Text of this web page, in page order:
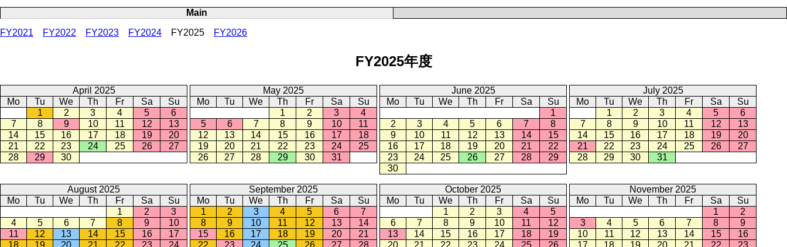
Main
FY2021
FY2022 FY2023 FY2024 FY2025 FY2026
FY2025年度
April 2025
Mo
Tu We Th Fr Sa
Su
1
2 3 4 5
6
7
8 9 10 11 12
13
14
15 16 17 18 19
20
21
22 23 24 25 26
27
28
29 30
May 2025
Mo
Tu We Th Fr Sa
Su
1
2 3
4
5
6 7 8 9 10
11
12
13 14 15 16 17
18
19
20 21 22 23 24
25
26
27 28 29 30 31
June 2025
Mo
Tu We Th Fr Sa
Su
1
2
3 4 5 6 7
8
9
10 11 12 13 14
15
16
17 18 19 20 21
22
23
24 25 26 27 28
29
30
July 2025
Mo
Tu We Th Fr Sa
Su
1
2 3 4 5
6
7
8 9 10 11 12
13
14
15 16 17 18 19
20
21
22 23 24 25 26
27
28
29 30 31
August 2025
Mo
Tu We Th Fr Sa
Su
1
2
3
4
5 6 7 8 9
10
11
12 13 14 15 16
17
18
19 20 21 22 23 24
September 2025
Mo
Tu We Th Fr Sa
Su
1
2 3 4 5 6
7
8
9 10 11 12 13
14
15
16 17 18 19 20
21
22
23 24 25 26 27 28
October 2025
Mo
Tu We Th Fr Sa
Su
1
2 3 4
5
6
7 8 9 10 11
12
13
14 15 16 17 18
19
20
21 22 23 24 25 26
November 2025
Mo
Tu We Th Fr Sa
Su
1
2
3
4 5 6 7 8
9
10
11 12 13 14 15
16
17
18 19 20 21 22 23